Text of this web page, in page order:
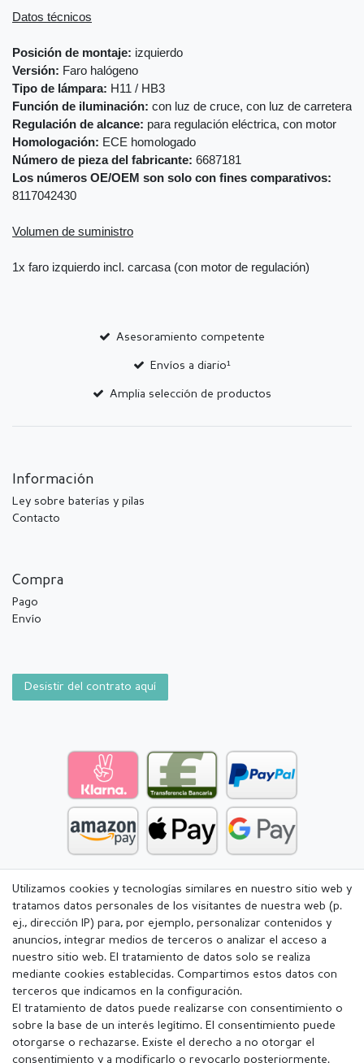
Datos técnicos
Posición de montaje: izquierdo
Versión: Faro halógeno
Tipo de lámpara: H11 / HB3
Función de iluminación: con luz de cruce, con luz de carretera
Regulación de alcance: para regulación eléctrica, con motor
Homologación: ECE homologado
Número de pieza del fabricante: 6687181
Los números OE/OEM son solo con fines comparativos:
8117042430
Volumen de suministro
1x faro izquierdo incl. carcasa (con motor de regulación)
Asesoramiento competente
Envíos a diario¹
Amplia selección de productos
Información
Ley sobre baterías y pilas
Contacto
Compra
Pago
Envío
Desistir del contrato aquí
Utilizamos cookies y tecnologías similares en nuestro sitio web y
tratamos datos personales de los visitantes de nuestra web (p.
ej., dirección IP) para, por ejemplo, personalizar contenidos y
anuncios, integrar medios de terceros o analizar el acceso a
nuestro sitio web. El tratamiento de datos solo se realiza
mediante cookies establecidas. Compartimos estos datos con
terceros que indicamos en la configuración.
El tratamiento de datos puede realizarse con consentimiento o
sobre la base de un interés legítimo. El consentimiento puede
otorgarse o rechazarse. Existe el derecho a no otorgar el
consentimiento y a modificarlo o revocarlo posteriormente.